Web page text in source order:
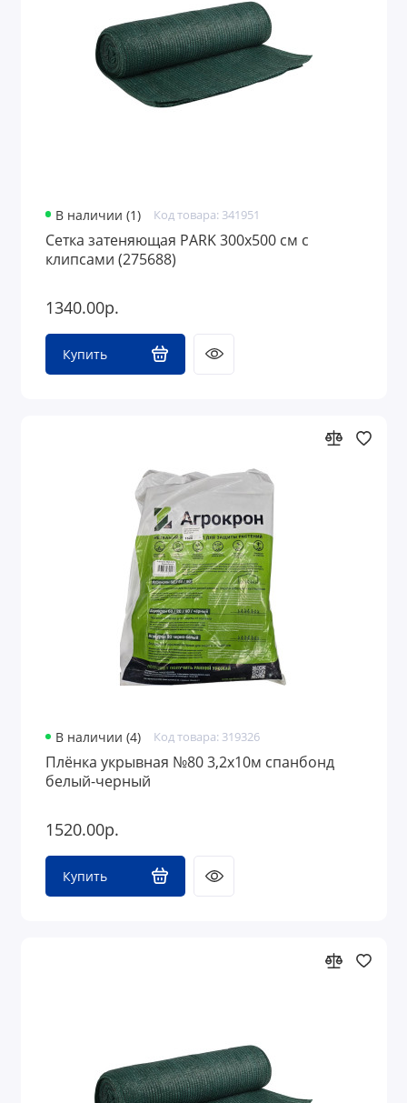
Дизайн интерьера
Фермерские товары
В наличии (1) Код товара: 341951
Сетка затеняющая PARK 300х500 см с
клипсами (275688)
1340.00р.
Купить
В наличии (4) Код товара: 319326
Плёнка укрывная №80 3,2х10м спанбонд
белый-черный
1520.00р.
Купить